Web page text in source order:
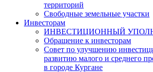
территорий
Свободные земельные участки
Инвесторам
ИНВЕСТИЦИОННЫЙ
Обращение к инвесторам
Совет по улучшению
развитию малого и среднего
в городе Кургане